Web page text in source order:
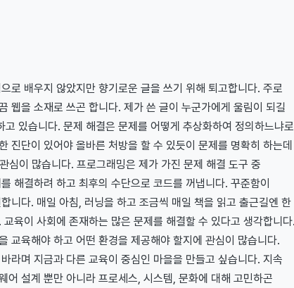
로 배우지 않았지만 향기로운 글을 쓰기 위해 퇴고합니다. 주로
웹을 소재로 쓰곤 합니다. 제가 쓴 글이 누군가에게 울림이 되길
있습니다. 문제 해결은 문제를 어떻게 추상화하여 정의하느냐로
진단이 있어야 올바른 처방을 할 수 있듯이 문제를 명확히 하는데
이 많습니다. 프로그래밍은 제가 가진 문제 해결 도구 중
해결하려 하고 최후의 수단으로 코드를 꺼냅니다. 꾸준함이
니다. 매일 아침, 러닝을 하고 조금씩 매일 책을 읽고 출근길엔 한
육이 사회에 존재하는 많은 문제를 해결할 수 있다고 생각합니다.
교육해야 하고 어떤 환경을 제공해야 할지에 관심이 많습니다.
라며 지금과 다른 교육이 중심인 마을을 만들고 싶습니다. 지속
어 설계 뿐만 아니라 프로세스, 시스템, 문화에 대해 고민하곤